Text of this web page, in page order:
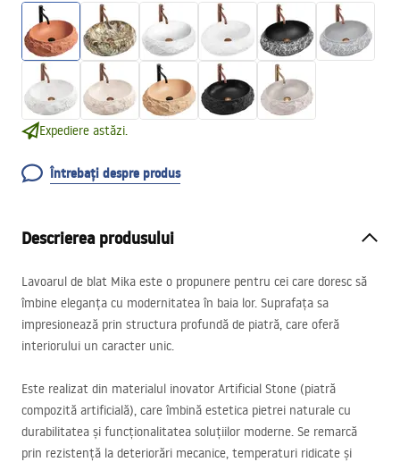
Expediere astăzi.
Întrebați despre produs
Descrierea produsului
Lavoarul de blat Mika este o propunere pentru cei care doresc să
îmbine eleganța cu modernitatea în baia lor. Suprafața sa
impresionează prin structura profundă de piatră, care oferă
interiorului un caracter unic.
Este realizat din materialul inovator Artificial Stone (piatră
compozită artificială), care îmbină estetica pietrei naturale cu
durabilitatea și funcționalitatea soluțiilor moderne. Se remarcă
prin rezistență la deteriorări mecanice, temperaturi ridicate și